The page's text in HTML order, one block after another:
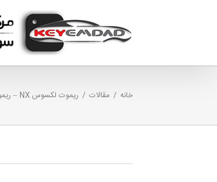
خانه / مقالات / ریموت لکسوس NX – ریموت لکسوس RX350